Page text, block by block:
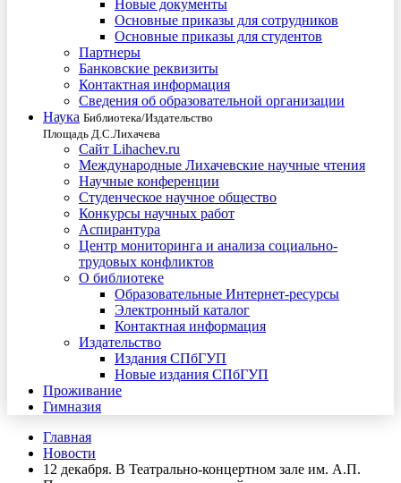
Новые документы
Основные приказы для сотрудников
Основные приказы для студентов
Партнеры
Банковские реквизиты
Контактная информация
Сведения об образовательной организации
Наука Библиотека/Издательство
Площадь Д.С.Лихачева
Сайт Lihachev.ru
Международные Лихачевские научные чтения
Научные конференции
Студенческое научное общество
Конкурсы научных работ
Аспирантура
Центр мониторинга и анализа социально-
трудовых конфликтов
О библиотеке
Образовательные Интернет-ресурсы
Электронный каталог
Контактная информация
Издательство
Издания СПбГУП
Новые издания СПбГУП
Проживание
Гимназия
Главная
Новости
12 декабря. В Театрально-концертном зале им. А.П.